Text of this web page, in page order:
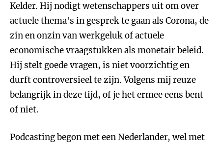
Kelder. Hij nodigt wetenschappers uit om over
actuele thema's in gesprek te gaan als Corona, de
zin en onzin van werkgeluk of actuele
economische vraagstukken als monetair beleid.
Hij stelt goede vragen, is niet voorzichtig en
durft controversieel te zijn. Volgens mij reuze
belangrijk in deze tijd, of je het ermee eens bent
of niet.
Podcasting begon met een Nederlander, wel met